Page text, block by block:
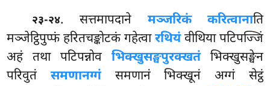
२३-२४. सत्तमापदाने मञ्जरिकं करित्वानाति
मञ्जेट्ठिपुप्फं हरितचङ्कोटकं गहेत्वारथियंवीथिया पटिपज्जिं
अहं तथा पटिपन्नोव भिक्खुसङ्घपुरक्खतंभिक्खुसङ्घेन
परिवुतं समणानग्गंसमणानं भिक्खूनं अग्गं सेट्ठं